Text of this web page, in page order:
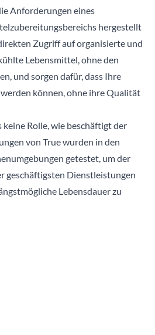
Anforderungen eines
hergestellt
Zugriff auf organisierte und
Lebensmittel, ohne den
und sorgen dafür, dass Ihre
können, ohne ihre Qualität
Rolle, wie beschäftigt der
von True wurden in den
getestet, um der
geschäftigsten Dienstleistungen
Lebensdauer zu